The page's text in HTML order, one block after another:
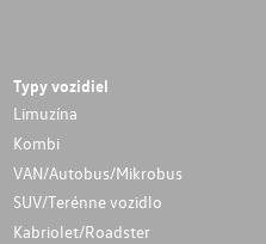
Typy vozidiel
Limuzína
Kombi
VAN/Autobus/Mikrobus
SUV/Terénne vozidlo
Kabriolet/Roadster